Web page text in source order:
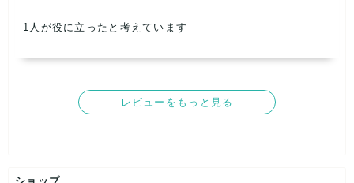
記載内容
梱包
商品満足
1 人が役に立ったと考えています
レビューをもっと見る